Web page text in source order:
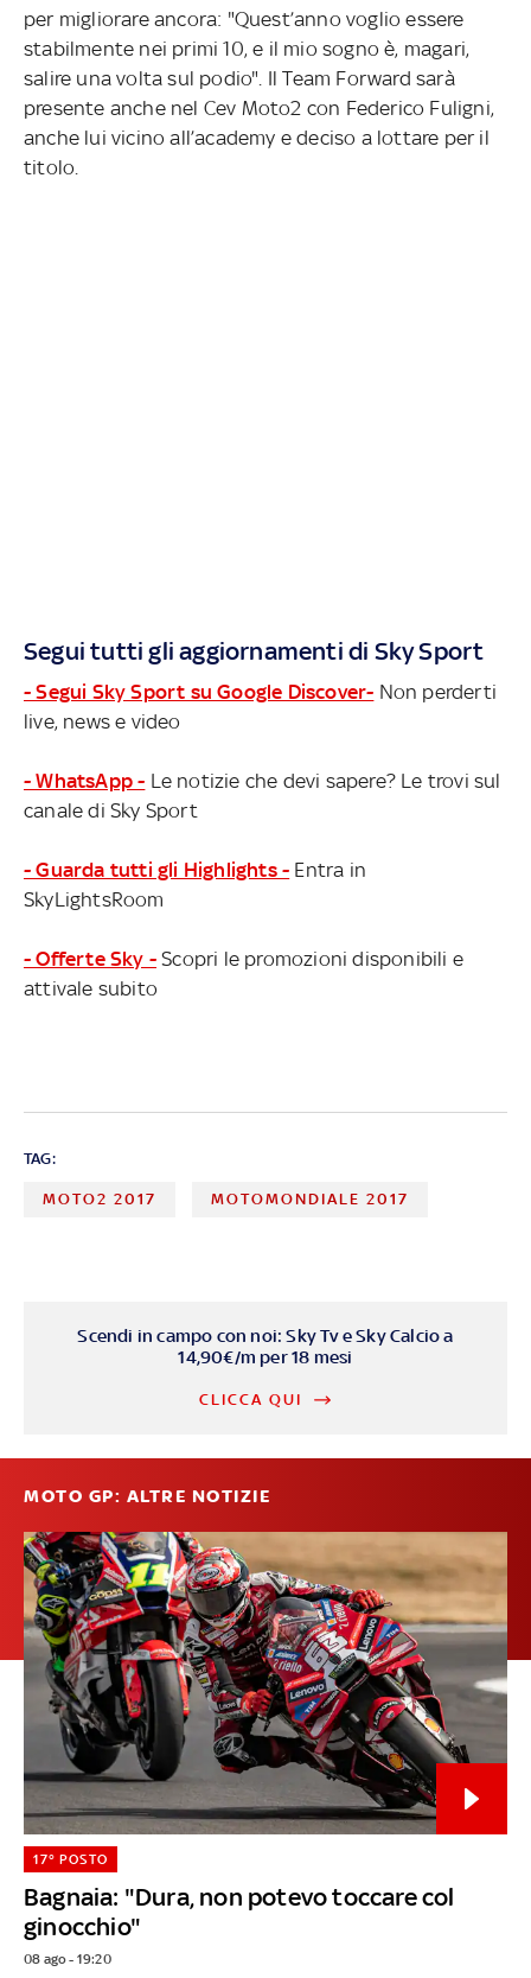
per migliorare ancora: "Quest’anno voglio essere
stabilmente nei primi 10, e il mio sogno è, magari,
salire una volta sul podio". Il Team Forward sarà
presente anche nel Cev Moto2 con Federico Fuligni,
anche lui vicino all’academy e deciso a lottare per il
titolo.
Segui tutti gli aggiornamenti di Sky Sport
- Segui Sky Sport su Google Discover- Non perderti
live, news e video
- WhatsApp - Le notizie che devi sapere? Le trovi sul
canale di Sky Sport
- Guarda tutti gli Highlights - Entra in
SkyLightsRoom
- Offerte Sky - Scopri le promozioni disponibili e
attivale subito
TAG:
MOTO2 2017 MOTOMONDIALE 2017
Scendi in campo con noi: Sky Tv e Sky Calcio a
14,90€/m per 18 mesi
CLICCA QUI
MOTO GP: ALTRE NOTIZIE
Bagnaia: "Dura, non potevo toccare col
ginocchio"
17° POSTO
08 ago - 19:20